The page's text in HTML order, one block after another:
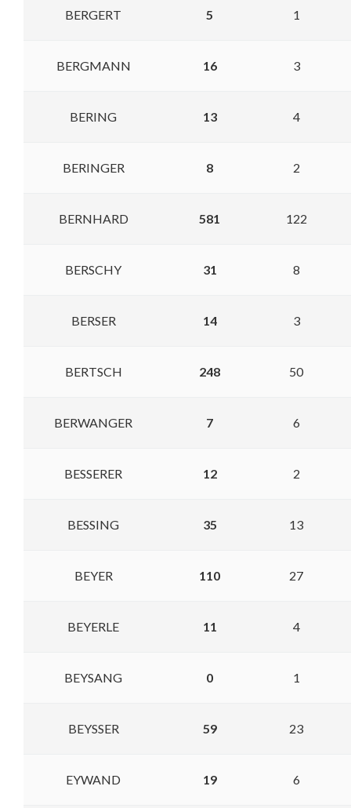
BERGERT 5 1
BERGMANN 16 3
BERING 13 4
BERINGER 8 2
BERNHARD 581 122
BERSCHY 31 8
BERSER 14 3
BERTSCH 248 50
BERWANGER 7 6
BESSERER 12 2
BESSING 35 13
BEYER 110 27
BEYERLE 11 4
BEYSANG 0 1
BEYSSER 59 23
EYWAND 19 6